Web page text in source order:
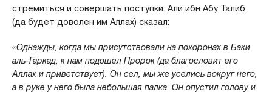
стремиться и совершать поступки. Али ибн Абу Талиб
(да будет доволен им Аллах) сказал:
«Однажды, когда мы присутствовали на похоронах в Баки
аль-Гаркад, к нам подошёл Пророк (да благословит его
Аллах и приветствует). Он сел, мы же уселись вокруг него,
а в руке у него была небольшая палка. Он опустил голову и